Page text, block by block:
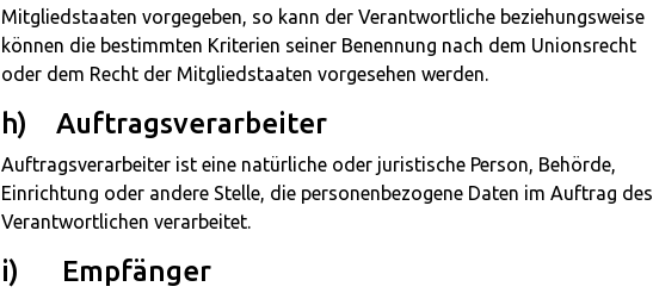
Mitgliedstaaten vorgegeben, so kann der Verantwortliche beziehungsweise
können die bestimmten Kriterien seiner Benennung nach dem Unionsrecht
oder dem Recht der Mitgliedstaaten vorgesehen werden.
h) Auftragsverarbeiter
Auftragsverarbeiter ist eine natürliche oder juristische Person, Behörde,
Einrichtung oder andere Stelle, die personenbezogene Daten im Auftrag des
Verantwortlichen verarbeitet.
i) Empfänger